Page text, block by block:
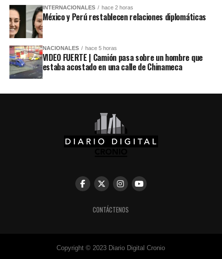
INTERNACIONALES hace 2 horas
México y Perú restablecen relaciones diplomáticas
NACIONALES hace 5 horas
VIDEO FUERTE | Camión pasa sobre un hombre que
estaba acostado en una calle de Chinameca
CONTÁCTENOS
Copyright © 2023 Diario Digital Cronio